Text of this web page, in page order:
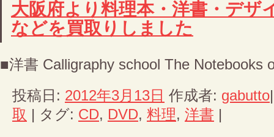
大阪府より料理本・洋書・デザ
などを買取りしました
■洋書 Calligraphy school The
投稿日: 2012年3月13日 作成者: gabutto
取 | タグ: CD, DVD, 料理, 洋書 |